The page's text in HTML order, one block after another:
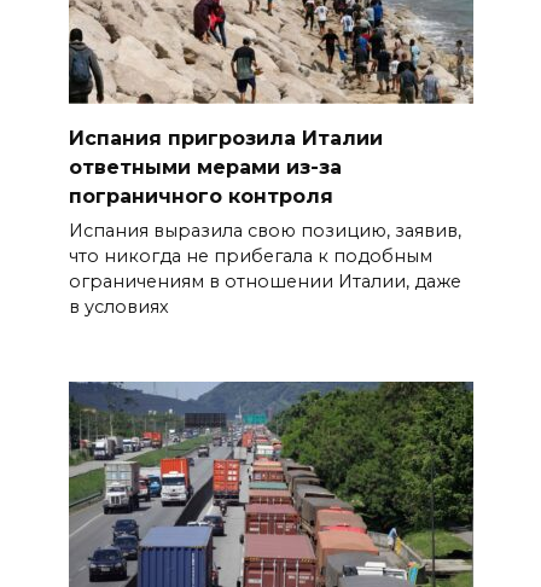
Испания пригрозила Италии
ответными мерами из-за
пограничного контроля
Испания выразила свою позицию, заявив,
что никогда не прибегала к подобным
ограничениям в отношении Италии, даже
в условиях